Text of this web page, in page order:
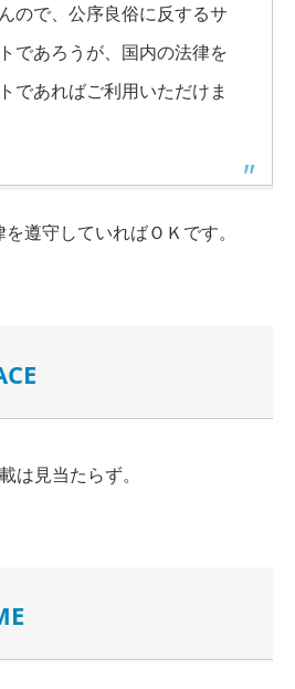
ので、公序良俗に反するサ
であろうが、国内の法律を
であればご利用いただけま
遵守していればＯＫ です。
は見当たらず。